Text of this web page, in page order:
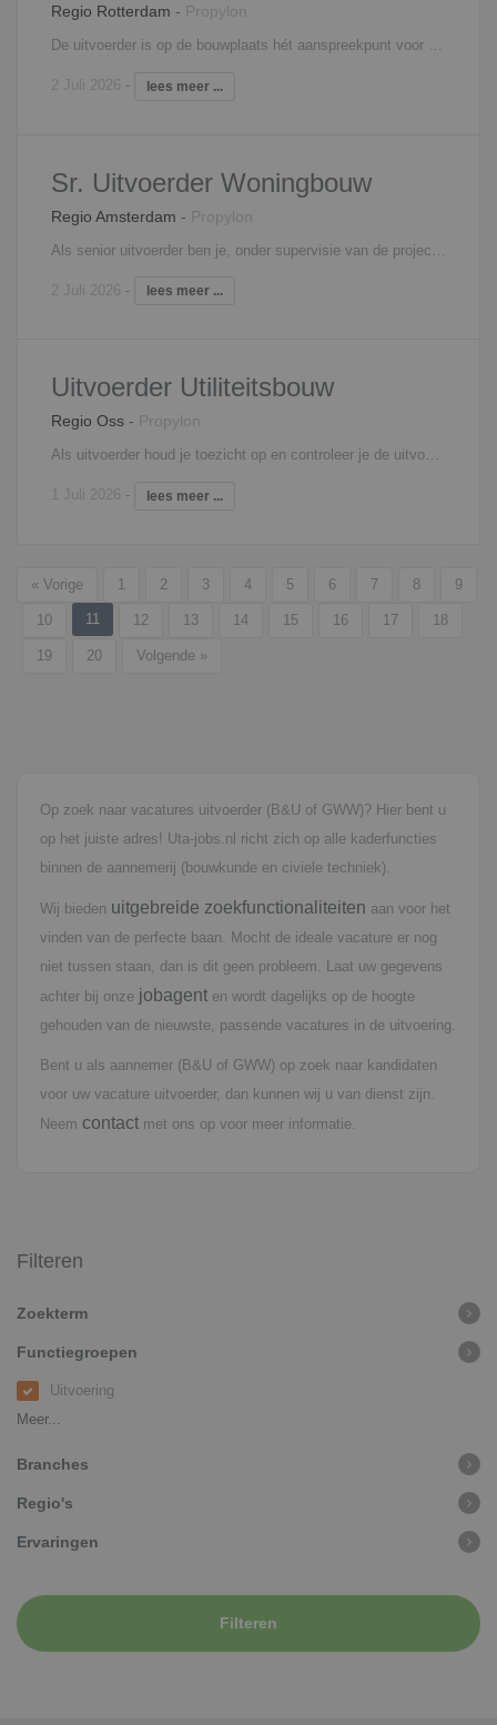
Regio Rotterdam - Propylon
2 Juli 2026 - lees meer ...
Sr. Uitvoerder Woningbouw
Regio Amsterdam - Propylon
2 Juli 2026 - lees meer ...
Uitvoerder Utiliteitsbouw
Regio Oss - Propylon
Als uitvoerder houd je toezicht op en controleer je de uitvoering van één of meerdere utiliteitsbouwprojecten. Je bent verantwoordelijk voor bewaking van kwaliteit, veiligheid, kosten en voortgang en voor de organisatie van de bouwactiviteiten. Ook signaleer je meer- en minderwerk. Je bent medeverantwoordelijk voor uitvoeringsvoorbereiding en verantwoordelijk voor uitvoering, nazorg en personeelsinzet. Je roept het materiaal en materieel af en koopt in overleg met de projectleider eventueel zelf in. Je verzorgt zelf de detail planningen en houdt je ook bezig met de kostenbewaking.
1 Juli 2026 - lees meer ...
« Vorige 1 2 3 4 5 6 7 8 9
10 11 12 13 14 15 16 17 18
19 20 Volgende »
Op zoek naar vacatures uitvoerder (B&U of GWW)? Hier bent u
op het juiste adres! Uta-jobs.nl richt zich op alle kaderfuncties
binnen de aannemerij (bouwkunde en civiele techniek).
Wij bieden uitgebreide zoekfunctionaliteiten aan voor het
vinden van de perfecte baan. Mocht de ideale vacature er nog
niet tussen staan, dan is dit geen probleem. Laat uw gegevens
achter bij onze jobagent en wordt dagelijks op de hoogte
gehouden van de nieuwste, passende vacatures in de uitvoering.
Bent u als aannemer (B&U of GWW) op zoek naar kandidaten
voor uw vacature uitvoerder, dan kunnen wij u van dienst zijn.
Neem contact met ons op voor meer informatie.
Filteren
Zoekterm
Functiegroepen
Uitvoering
Meer...
Branches
Regio's
Ervaringen
Filteren